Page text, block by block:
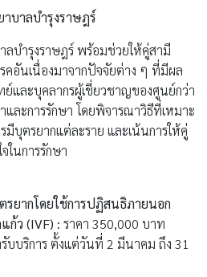
ก้ว (IVF) :ราคา 350,000 บาท
บบริการ ตั้งแต่วันที่ 2 มีนาคม ถึง 31
าเซลล์ไข่ (Egg Freezing) :ราคา
ธิ์เฉพาะผู้มารับบริการ ตั้งแต่วันที่ 20
เท่านั้น)
บำรุงราษฎร์
ฒนา กรุงเทพมหานคร 10110
ร์ ชั้น 2 ฝั่งทิศเหนือ
20.00 น. วันอาทิตย์ 07.00-